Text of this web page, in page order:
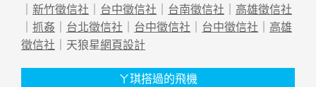
｜ 新竹徵信社 ｜ 台中徵信社 ｜ 台南徵信社 ｜ 高雄徵信社
｜ 抓姦 ｜ 台北徵信社 ｜ 台中徵信社 ｜ 台中徵信社 ｜ 高雄
徵信社 ｜天狼星網頁設計
ㄚ琪搭過的飛機